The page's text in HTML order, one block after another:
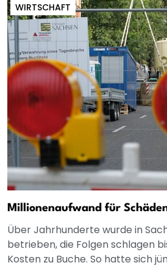
WIRTSCHAFT
Millionenaufwand für
Über Jahrhunderte wurde in
betrieben, die Folgen schlagen
Kosten zu Buche. So hatte sich